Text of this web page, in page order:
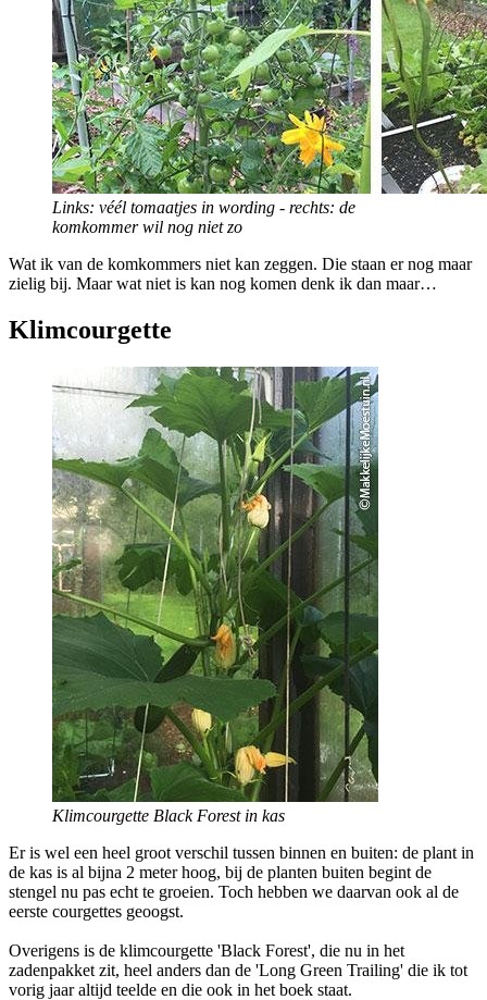
Links: véél tomaatjes in wording - rechts: de
komkommer wil nog niet zo
Wat ik van de komkommers niet kan zeggen. Die staan er nog maar
zielig bij. Maar wat niet is kan nog komen denk ik dan maar…
Klimcourgette
Klimcourgette Black Forest in kas
Er is wel een heel groot verschil tussen binnen en buiten: de plant in
de kas is al bijna 2 meter hoog, bij de planten buiten begint de
stengel nu pas echt te groeien. Toch hebben we daarvan ook al de
eerste courgettes geoogst.
Overigens is de klimcourgette 'Black Forest', die nu in het
zadenpakket zit, heel anders dan de 'Long Green Trailing' die ik tot
vorig jaar altijd teelde en die ook in het boek staat.